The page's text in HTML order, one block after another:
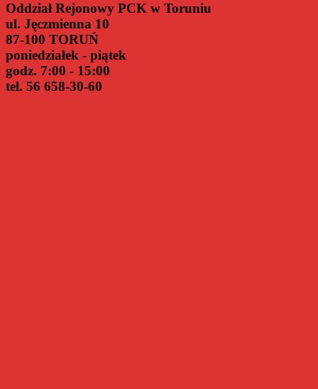
Oddział Rejonowy PCK w Toruniu
ul. Jęczmienna 10
87-100 TORUŃ
poniedziałek - piątek
godz. 7:00 - 15:00
tel. 56 658-30-60